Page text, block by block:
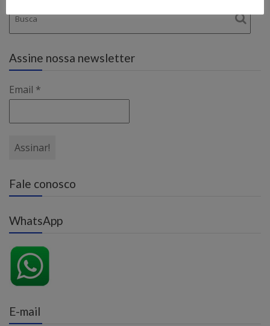
Assine nossa newsletter
Email *
Fale conosco
WhatsApp
E-mail